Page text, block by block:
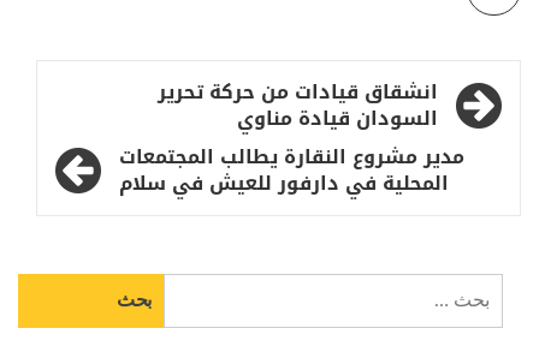
تصفّح
المقالات
انشقاق قيادات من حركة تحرير
السودان قيادة مناوي
مدير مشروع النقارة يطالب المجتمعات
المحلية في دارفور للعيش في سلام
عن: